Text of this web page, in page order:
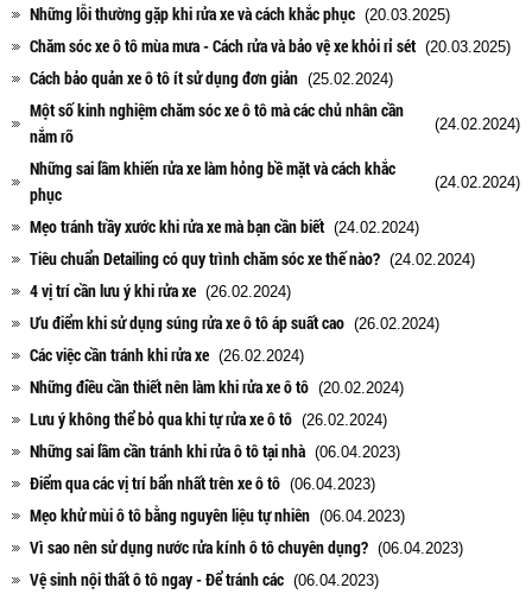
Những lỗi thường gặp khi rửa xe và cách khắc phục (20.03.2025)
Chăm sóc xe ô tô mùa mưa - Cách rửa và bảo vệ xe khỏi rỉ sét (20.03.2025)
Cách bảo quản xe ô tô ít sử dụng đơn giản (25.02.2024)
Một số kinh nghiệm chăm sóc xe ô tô mà các chủ nhân cần
nắm rõ
(24.02.2024)
Những sai lầm khiến rửa xe làm hỏng bề mặt và cách khắc
phục
(24.02.2024)
Mẹo tránh trầy xước khi rửa xe mà bạn cần biết (24.02.2024)
Tiêu chuẩn Detailing có quy trình chăm sóc xe thế nào? (24.02.2024)
4 vị trí cần lưu ý khi rửa xe (26.02.2024)
Ưu điểm khi sử dụng súng rửa xe ô tô áp suất cao (26.02.2024)
Các việc cần tránh khi rửa xe (26.02.2024)
Những điều cần thiết nên làm khi rửa xe ô tô (20.02.2024)
Lưu ý không thể bỏ qua khi tự rửa xe ô tô (26.02.2024)
Những sai lầm cần tránh khi rửa ô tô tại nhà (06.04.2023)
Điểm qua các vị trí bẩn nhất trên xe ô tô (06.04.2023)
Mẹo khử mùi ô tô bằng nguyên liệu tự nhiên (06.04.2023)
Vì sao nên sử dụng nước rửa kính ô tô chuyên dụng? (06.04.2023)
Vệ sinh nội thất ô tô ngay - Để tránh các (06.04.2023)